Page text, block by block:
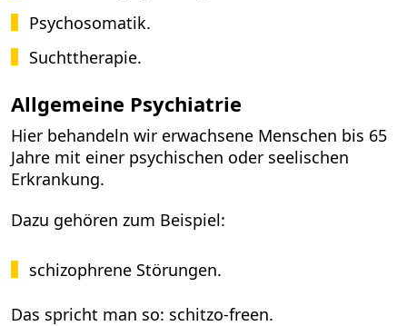
Psychosomatik.
Suchttherapie.
Allgemeine Psychiatrie
Hier behandeln wir erwachsene Menschen bis 65
Jahre mit einer psychischen oder seelischen
Erkrankung.
Dazu gehören zum Beispiel:
schizophrene Störungen.
Das spricht man so: schitzo-freen.